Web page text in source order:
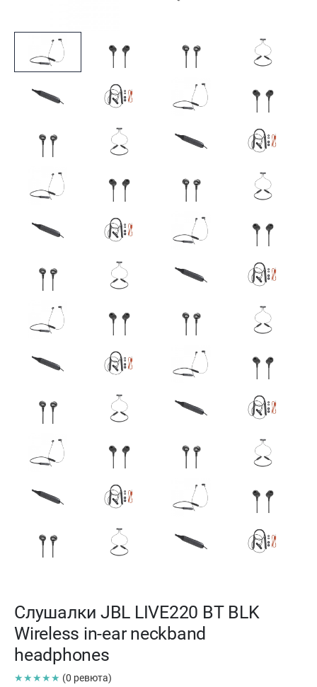
Слушалки JBL LIVE220 BT BLK
Wireless in-ear neckband
headphones
★★★★★ (0 ревюта)